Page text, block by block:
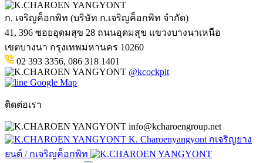
ก. เจริญค็อกพิท (บริษัท ก.เจริญค็อกพิท จำกัด)
41, 396 ซอยอุดมสุข 28 ถนนอุดมสุข แขวงบางนาเหนือ
เขตบางนา กรุงเทพมหานคร 10260
02 393 3356, 086 318 1401
@kcockpit
Google Map
ติดต่อเรา
info@kcharoengroup.net
K. Charoenyangyont กเจริญยาง
ยนต์ / กเจริญค็อกพิท